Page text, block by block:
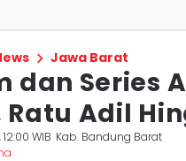
Jawa Barat
dan Series
Ratu Adil
WIB Kab. Bandung Barat